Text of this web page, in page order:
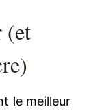
(et
le meilleur